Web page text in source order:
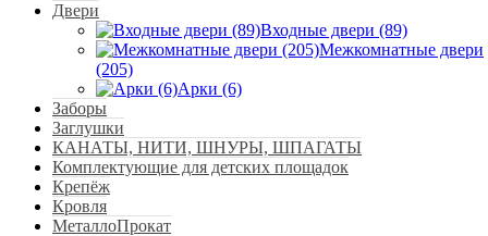
Двери
Входные двери (89)
Межкомнатные двери
(205)
Арки (6)
Заборы
Заглушки
КАНАТЫ, НИТИ, ШНУРЫ, ШПАГАТЫ
Комплектующие для детских площадок
Крепёж
Кровля
МеталлоПрокат